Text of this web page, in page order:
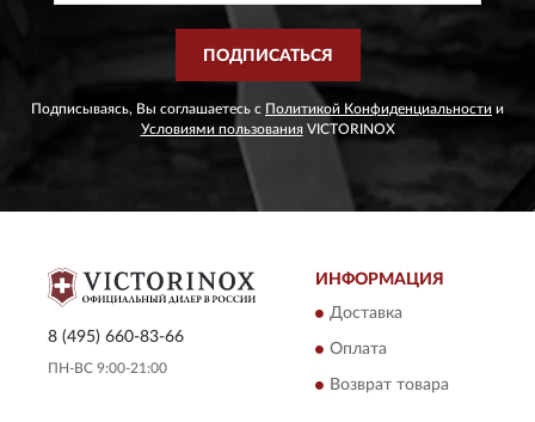
ПОДПИСАТЬСЯ
Подписываясь, Вы соглашаетесь с Политикой Конфиденциальности и
Условиями пользованияVICTORINOX
8 (495) 660-83-66
ПН-ВС 9:00-21:00
ИНФОРМАЦИЯ
Доставка
Оплата
Возврат товара